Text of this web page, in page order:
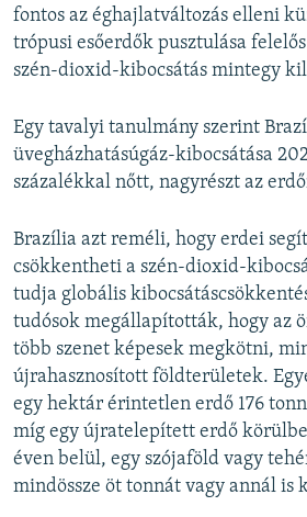
fontos az éghajlatváltozás elleni
trópusi esőerdők pusztulása
szén-dioxid-kibocsátás mintegy
Egy tavalyi tanulmány szerint
üvegházhatásúgáz-kibocsátása
százalékkal nőtt, nagyrészt az
Brazília azt reméli, hogy erdei
csökkentheti a szén-dioxid-
tudja globális
tudósok megállapították, hogy az
több szenet képesek megkötni,
újrahasznosított földterületek.
egy hektár érintetlen erdő 176
míg egy újratelepített erdő
éven belül, egy szójaföld vagy
mindössze öt tonnát vagy annál is